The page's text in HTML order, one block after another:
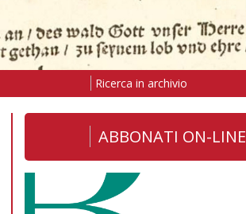
Ricerca in archivio
ABBONATI ON-LINE